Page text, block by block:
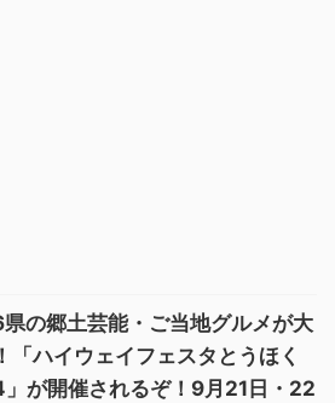
の郷土芸能・ご当地グルメが大
「ハイウェイフェスタとうほく
が開催されるぞ！9月21日・22